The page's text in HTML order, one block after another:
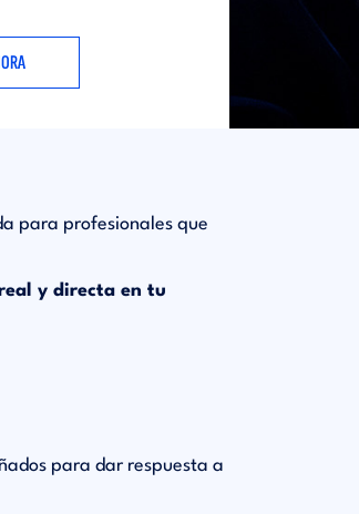
para profesionales que
y directa en tu
para dar respuesta a